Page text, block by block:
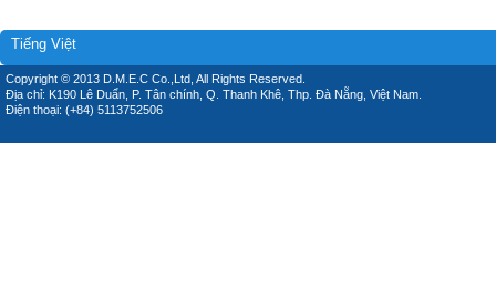
Tiếng Việt
Copyright © 2013 D.M.E.C Co.,Ltd, All Rights Reserved.
Địa chỉ: K190 Lê Duẩn, P. Tân chính, Q. Thanh Khê, Thp. Đà Nẵng, Việt Nam.
Điện thoại: (+84) 5113752506